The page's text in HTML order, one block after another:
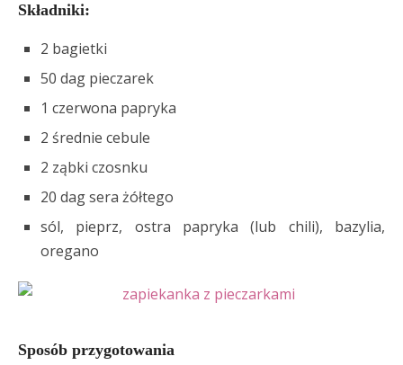
Składniki:
2 bagietki
50 dag pieczarek
1 czerwona papryka
2 średnie cebule
2 ząbki czosnku
20 dag sera żółtego
sól, pieprz, ostra papryka (lub chili), bazylia,
oregano
Sposób przygotowania